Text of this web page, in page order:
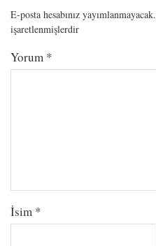
E-posta hesabınız yayımlanmayacak.
işaretlenmişlerdir
Yorum *
İsim *